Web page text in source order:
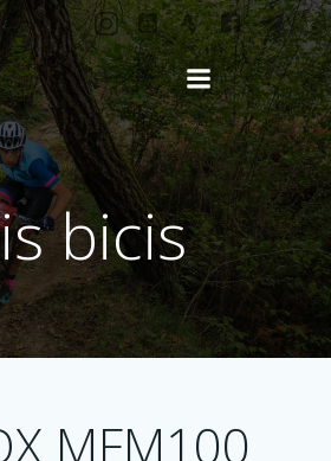
Saltar
al
contenido
bicis
MFM100